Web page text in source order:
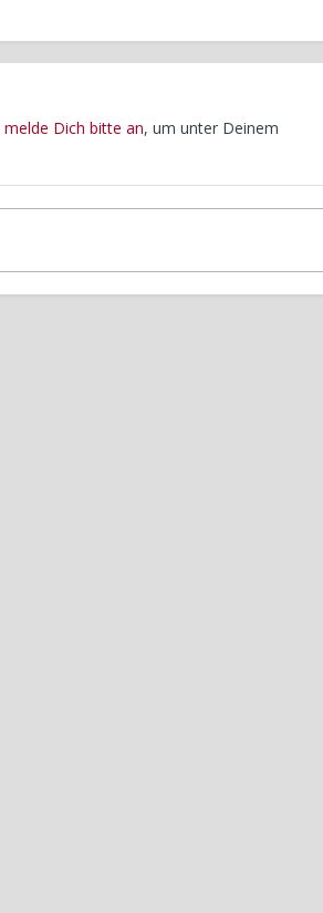
melde Dich bitte an, um unter Deinem